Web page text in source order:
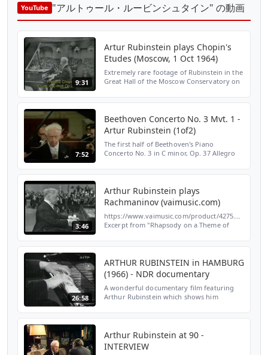
YouTube "アルトゥール・ルービンシュタイン" の動画
9:31
Artur Rubinstein plays Chopin's
Etudes (Moscow, 1 Oct 1964)
Extremely rare footage of Rubinstein in the
Great Hall of the Moscow Conservatory on
7:52
Beethoven Concerto No. 3 Mvt. 1 -
Artur Rubinstein (1of2)
The first half of Beethoven's Piano
Concerto No. 3 in C minor, Op. 37 Allegro
3:46
Arthur Rubinstein plays
Rachmaninov (vaimusic.com)
https://www.vaimusic.com/product/4275.html
Excerpt from "Rhapsody on a Theme of
26:58
ARTHUR RUBINSTEIN in HAMBURG
(1966) - NDR documentary
A wonderful documentary film featuring
Arthur Rubinstein which shows him
Arthur Rubinstein at 90 -
INTERVIEW